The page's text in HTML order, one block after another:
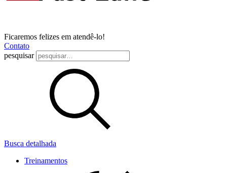
Ficaremos felizes em atendê-lo!
Contato
pesquisar
Busca detalhada
Treinamentos